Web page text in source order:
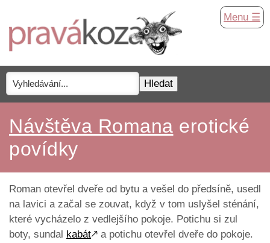
Menu ☰
Návštěva Romana erotické
povídky
Roman otevřel dveře od bytu a vešel do předsíně, usedl
na lavici a začal se zouvat, když v tom uslyšel sténání,
které vycházelo z vedlejšího pokoje. Potichu si zul
boty, sundal kabát🡕 a potichu otevřel dveře do pokoje.